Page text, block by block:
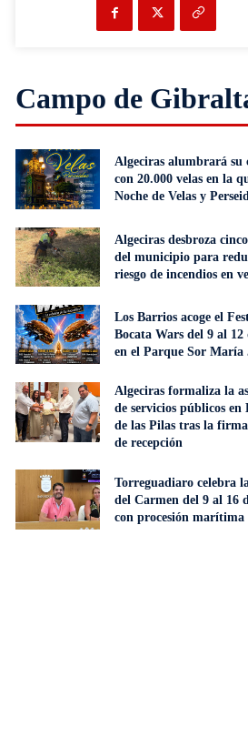
Campo de
Algeciras alumbrará su
con 20.000 velas en la
Noche de Velas y
Algeciras desbroza
del municipio para
riesgo de incendios en
Los Barrios acoge el
Bocata Wars del 9 al
en el Parque Sor María
Algeciras formaliza la
de servicios públicos en
de las Pilas tras la
de recepción
Torreguadiaro celebra
del Carmen del 9 al 16
con procesión